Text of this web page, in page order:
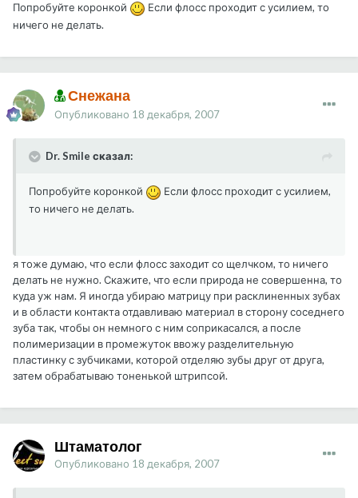
Попробуйте коронкой
Если флосс проходит с усилием, то
ничего не делать.
Снежана
Опубликовано 18 декабря, 2007
Dr. Smile сказал:
Попробуйте коронкой
Если флосс проходит с усилием,
то ничего не делать.
я тоже думаю, что если флосс заходит со щелчком, то ничего
делать не нужно. Скажите, что если природа не совершенна, то
куда уж нам. Я иногда убираю матрицу при расклиненных зубах
и в области контакта отдавливаю материал в сторону соседнего
зуба так, чтобы он немного с ним соприкасался, а после
полимеризации в промежуток ввожу разделительную
пластинку с зубчиками, которой отделяю зубы друг от друга,
затем обрабатываю тоненькой штрипсой.
Штаматолог
Опубликовано 18 декабря, 2007